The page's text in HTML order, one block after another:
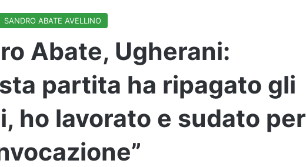
SANDRO ABATE AVELLINO
Abate, Ugherani:
partita ha ripagato gli
ho lavorato e sudato per